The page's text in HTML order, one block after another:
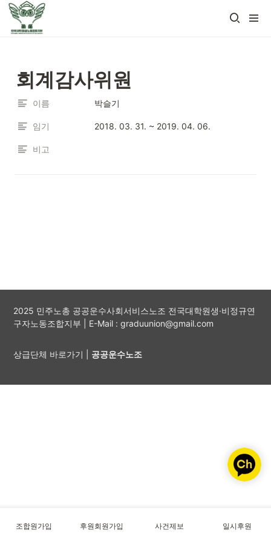
회계감사위원
이름 박슬기
임기 2018. 03. 31. ~ 2019. 04. 06.
비고
2025 민주노총 공공운수사회서비스노조 전국대학원생·비정규연
구자노동조합지부 | E-Mail : graduunion@gmail.com
상급단체 바로가기 | 공공운수노조
조합원가입 후원회원가입 사건제보 일시후원